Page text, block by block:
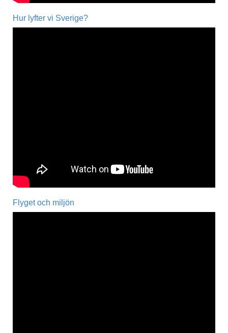
Hur lyfter vi Sverige?
Flyget och miljön